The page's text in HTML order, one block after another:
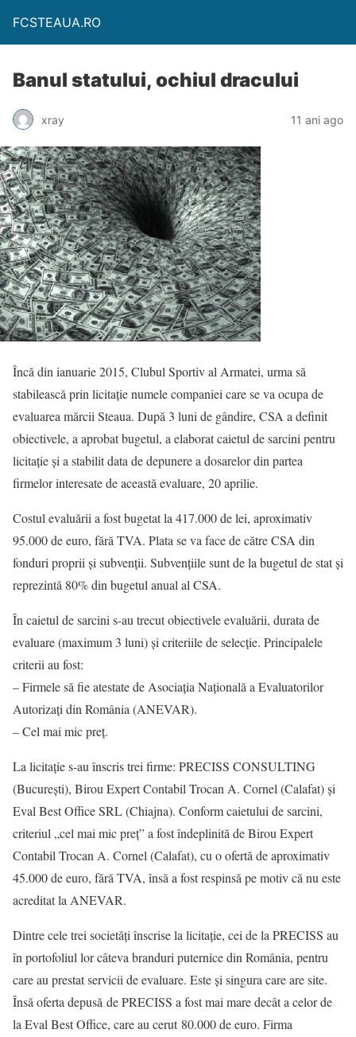
FCSTEAUA.RO
Banul statului, ochiul dracului
xray 11 ani ago
Încă din ianuarie 2015, Clubul Sportiv al Armatei, urma să
stabilească prin licitaţie numele companiei care se va ocupa de
evaluarea mărcii Steaua. După 3 luni de gândire, CSA a definit
obiectivele, a aprobat bugetul, a elaborat caietul de sarcini pentru
licitație și a stabilit data de depunere a dosarelor din partea
firmelor interesate de această evaluare, 20 aprilie.
Costul evaluării a fost bugetat la 417.000 de lei, aproximativ
95.000 de euro, fără TVA. Plata se va face de către CSA din
fonduri proprii și subvenții. Subvențiile sunt de la bugetul de stat și
reprezintă 80% din bugetul anual al CSA.
În caietul de sarcini s-au trecut obiectivele evaluării, durata de
evaluare (maximum 3 luni) și criteriile de selecție. Principalele
criterii au fost:
– Firmele să fie atestate de Asociația Națională a Evaluatorilor
Autorizați din România (ANEVAR).
– Cel mai mic preţ.
La licitaţie s-au înscris trei firme: PRECISS CONSULTING
(Bucureşti), Birou Expert Contabil Trocan A. Cornel (Calafat) şi
Eval Best Office SRL (Chiajna). Conform caietului de sarcini,
criteriul „cel mai mic preţ” a fost îndeplinită de Birou Expert
Contabil Trocan A. Cornel (Calafat), cu o ofertă de aproximativ
45.000 de euro, fără TVA, însă a fost respinsă pe motiv că nu este
acreditat la ANEVAR.
Dintre cele trei societăţi înscrise la licitaţie, cei de la PRECISS au
în portofoliul lor câteva branduri puternice din România, pentru
care au prestat servicii de evaluare. Este și singura care are site.
Însă oferta depusă de PRECISS a fost mai mare decât a celor de
la Eval Best Office, care au cerut 80.000 de euro. Firma